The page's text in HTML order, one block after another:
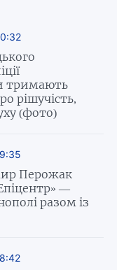
тримають
рішучість,
(фото)
Перожак
—
разом із